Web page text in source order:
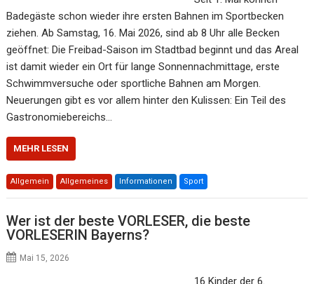
Badegäste schon wieder ihre ersten Bahnen im Sportbecken
ziehen. Ab Samstag, 16. Mai 2026, sind ab 8 Uhr alle Becken
geöffnet: Die Freibad-Saison im Stadtbad beginnt und das Areal
ist damit wieder ein Ort für lange Sonnennachmittage, erste
Schwimmversuche oder sportliche Bahnen am Morgen.
Neuerungen gibt es vor allem hinter den Kulissen: Ein Teil des
Gastronomiebereichs…
MEHR LESEN
Allgemein Allgemeines Informationen Sport
Wer ist der beste VORLESER, die beste
VORLESERIN Bayerns?
Mai 15, 2026
16 Kinder der 6.